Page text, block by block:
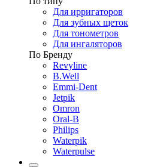
Для ирригаторов
Для зубных щеток
Для тонометров
Для ингаляторов
По Бренду
Revyline
B.Well
Emmi-Dent
Jetpik
Omron
Oral-B
Philips
Waterpik
Waterpulse